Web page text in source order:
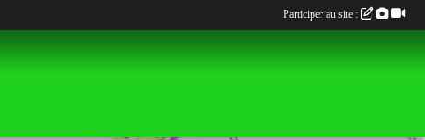
Participer au site :